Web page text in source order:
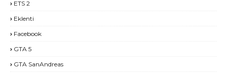
ETS 2
Eklenti
Facebook
GTA 5
GTA SanAndreas